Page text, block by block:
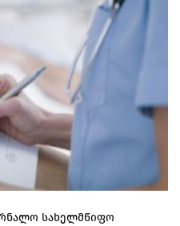
სახელმწიფო